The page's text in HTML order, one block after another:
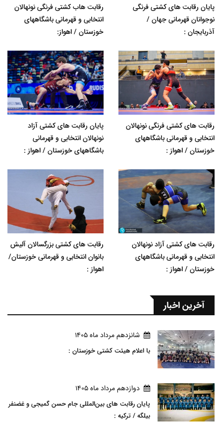
پایان رقابت های کشتی فرنگی
نوجوانان قهرمانی جهان /
آذربایجان :
رقابت هاب کشتی فرنگی نونهالان
انتخابی و قهرمانی باشگاههای
خوزستان / اهواز:
رقابت های کشتی فرنگی نونهالان
انتخابی و قهرمانی باشگاههای
خوزستان / اهواز :
پایان رقابت های کشتی آزاد
نونهالان انتخابی و قهرمانی
باشگاههای خوزستان / اهواز :
رقابت های کشتی آزاد نونهالان
انتخابی و قهرمانی باشگاههای
خوزستان / اهواز :
رقابت های کشتی بزرگسالان آلیش
بانوان انتخابی و قهرمانی خوزستان/
اهواز :
آخرین اخبار
شانزدهم مرداد ماه 1405
با اعلام هیئت کشتی خوزستان :
دوازدهم مرداد ماه 1405
پایان رقابت های بین‌المللی جام حسن گمیجی و غضنفر
بیلگه / ترکیه :